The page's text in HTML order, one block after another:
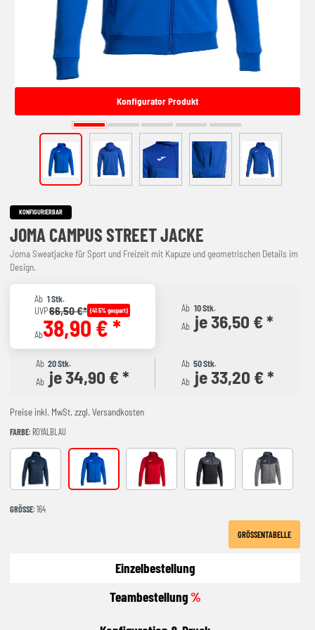
Konfigurator Produkt
KONFIGURIERBAR
JOMA CAMPUS STREET JACKE
Joma Sweatjacke für Sport und Freizeit mit Kapuze und geometrischen Details im
Design.
Ab 1 Stk.
UVP66,50 €* (41.5% gespart)
Ab38,90 € *
Ab 10 Stk.
Ab je 36,50 € *
Ab 20 Stk.
Ab je 34,90 € *
Ab 50 Stk.
Ab je 33,20 € *
Preise inkl. MwSt. zzgl. Versandkosten
FARBE: ROYALBLAU
MARINEBLAU ROYALBLAU rot schwarz grau
GRÖSSE : 164
GRÖSSENTABELLE
Einzelbestellung
Teambestellung%